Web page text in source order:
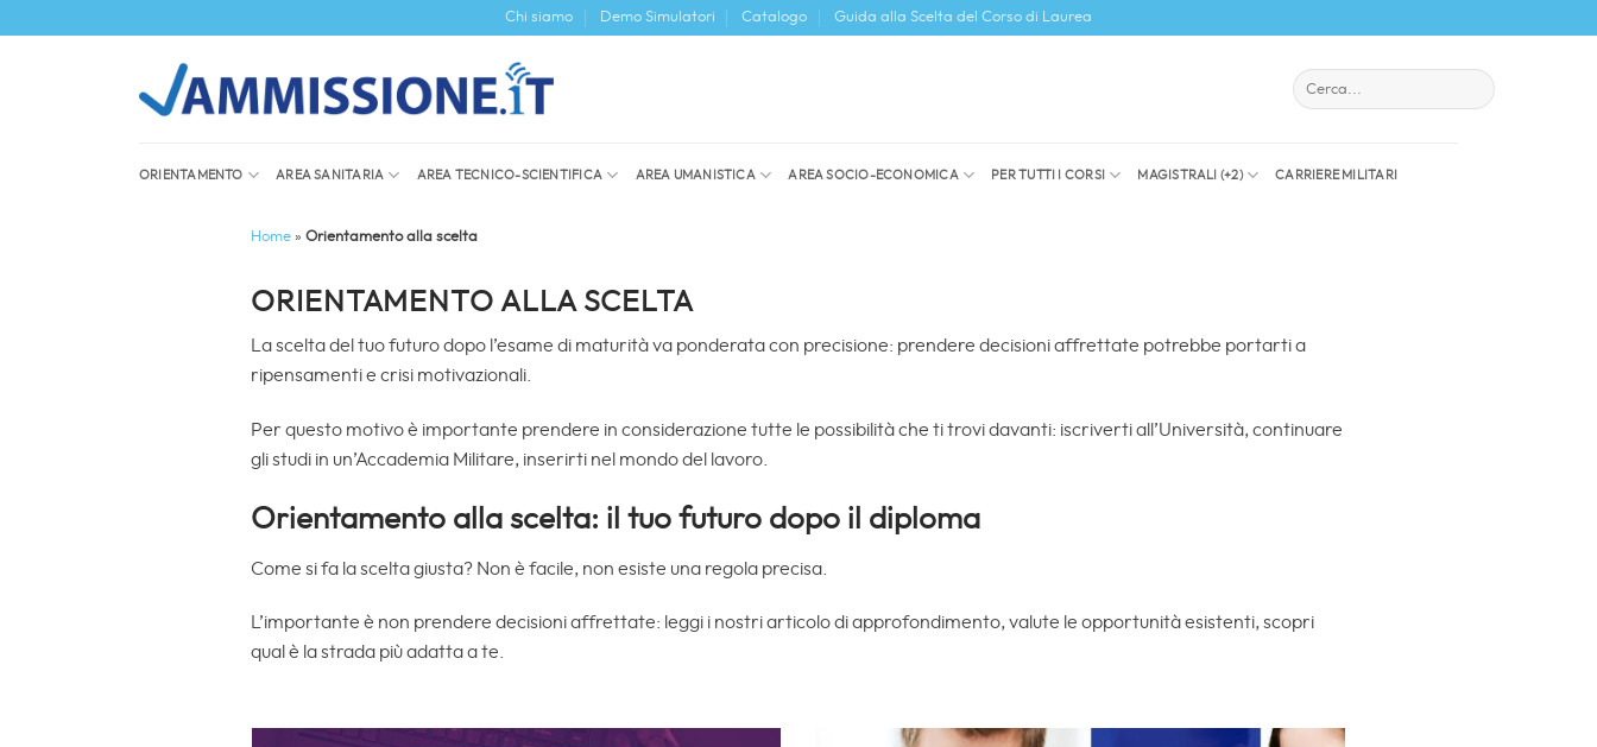
Chi siamo Demo Simulatori Catalogo Guida alla Scelta del Corso di Laurea
ORIENTAMENTO AREA SANITARIA AREA TECNICO-SCIENTIFICA AREA UMANISTICA AREA SOCIO-ECONOMICA PER TUTTI I CORSI MAGISTRALI (+2) CARRIERE MILITARI
Home » Orientamento alla scelta
ORIENTAMENTO ALLA SCELTA
La scelta del tuo futuro dopo l’esame di maturità va ponderata con precisione: prendere decisioni affrettate potrebbe portarti a
ripensamenti e crisi motivazionali.
Per questo motivo è importante prendere in considerazione tutte le possibilità che ti trovi davanti: iscriverti all’Università, continuare
gli studi in un’Accademia Militare, inserirti nel mondo del lavoro.
Orientamento alla scelta: il tuo futuro dopo il diploma
Come si fa la scelta giusta? Non è facile, non esiste una regola precisa.
L’importante è non prendere decisioni affrettate: leggi i nostri articolo di approfondimento, valute le opportunità esistenti, scopri
qual è la strada più adatta a te.